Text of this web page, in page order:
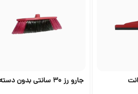
جارو رز 30 سانتی بدون دسته